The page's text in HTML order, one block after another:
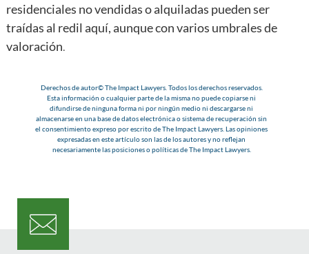
residenciales no vendidas o alquiladas pueden ser
traídas al redil aquí, aunque con varios umbrales de
valoración.
Derechos de autor© The Impact Lawyers. Todos los derechos reservados.
Esta información o cualquier parte de la misma no puede copiarse ni
difundirse de ninguna forma ni por ningún medio ni descargarse ni
almacenarse en una base de datos electrónica o sistema de recuperación sin
el consentimiento expreso por escrito de The Impact Lawyers. Las opiniones
expresadas en este artículo son las de los autores y no reflejan
necesariamente las posiciones o políticas de The Impact Lawyers.